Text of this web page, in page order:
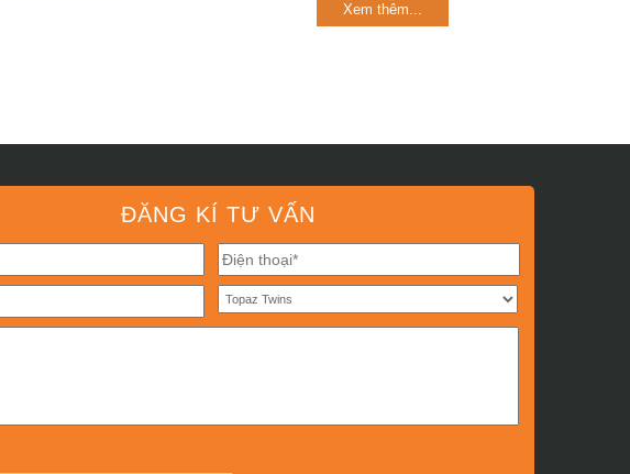
Xem thêm...
ĐĂNG KÍ TƯ VẤN